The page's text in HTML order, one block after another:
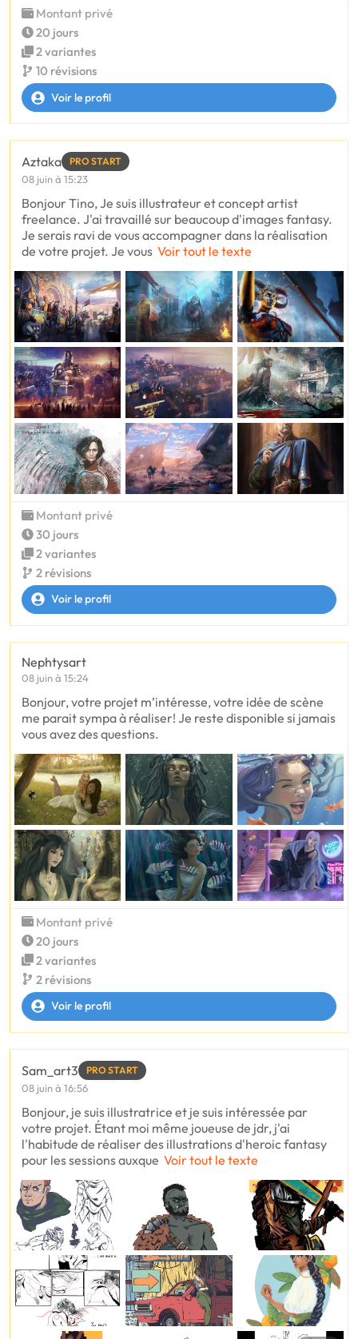
Montant privé
20 jours
2 variantes
10 révisions
Voir le profil
Aztaka PRO START
08 juin à 15:23
Bonjour Tino, Je suis illustrateur et concept artist
freelance. J'ai travaillé sur beaucoup d'images fantasy.
Je serais ravi de vous accompagner dans la réalisation
de votre projet. Je vous Voir tout le texte
Montant privé
30 jours
2 variantes
2 révisions
Voir le profil
Nephtysart
08 juin à 15:24
Bonjour, votre projet m’intéresse, votre idée de scène
me parait sympa à réaliser! Je reste disponible si jamais
vous avez des questions.
Montant privé
20 jours
2 variantes
2 révisions
Voir le profil
Sam_art3 PRO START
08 juin à 16:56
Bonjour, je suis illustratrice et je suis intéressée par
votre projet. Étant moi même joueuse de jdr, j'ai
l'habitude de réaliser des illustrations d'heroic fantasy
pour les sessions auxque Voir tout le texte